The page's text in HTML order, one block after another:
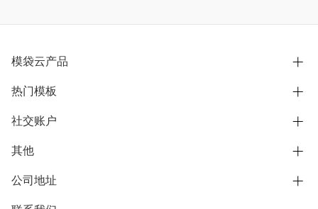
模袋云产品
别墅设计营销
模型协同展示分享
别墅社区
热门模板
欧式别墅
中式别墅
社交账户
B站
抖音
微信公众号
其他
用户服务协议
隐私政策
公司地址